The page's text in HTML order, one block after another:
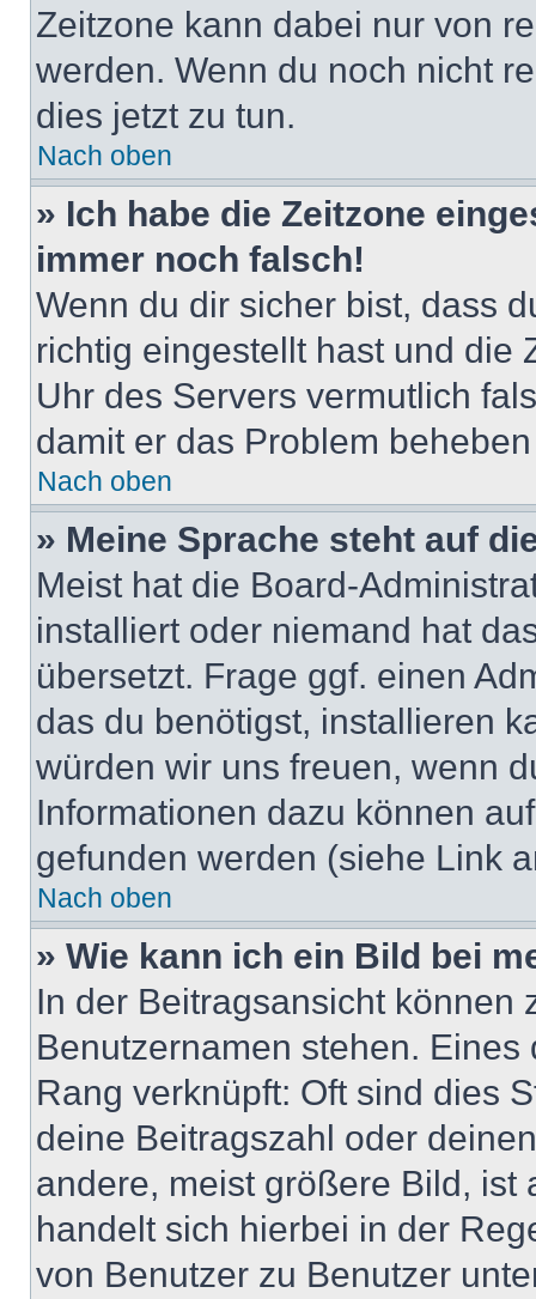
Zeitzone kann dabei nur von
werden. Wenn du noch nicht
dies jetzt zu tun.
Nach oben
» Ich habe die Zeitzone
immer noch falsch!
Wenn du dir sicher bist, dass
richtig eingestellt hast und die
Uhr des Servers vermutlich
damit er das Problem
Nach oben
» Meine Sprache steht auf
Meist hat die Board-
installiert oder niemand hat
übersetzt. Frage ggf. einen
das du benötigst, installieren
würden wir uns freuen, wenn
Informationen dazu können
gefunden werden (siehe Link
Nach oben
» Wie kann ich ein Bild bei
In der Beitragsansicht können
Benutzernamen stehen.
Rang verknüpft: Oft sind dies
deine Beitragszahl oder
andere, meist größere Bild, ist
handelt sich hierbei in der
von Benutzer zu Benutzer